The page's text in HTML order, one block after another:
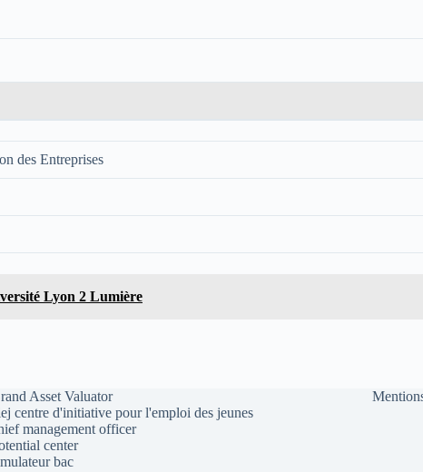
des Entreprises
Lyon 2 Lumière
Asset Valuator
centre d'initiative pour l'emploi des jeunes
management officer
center
bac